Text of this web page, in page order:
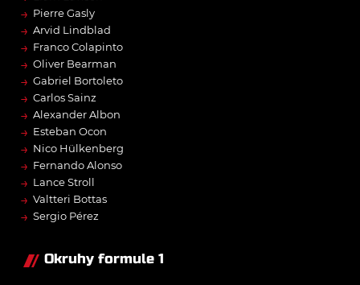
→ Pierre Gasly
→ Arvid Lindblad
→ Franco Colapinto
→ Oliver Bearman
→ Gabriel Bortoleto
→ Carlos Sainz
→ Alexander Albon
→ Esteban Ocon
→ Nico Hülkenberg
→ Fernando Alonso
→ Lance Stroll
→ Valtteri Bottas
→ Sergio Pérez
Okruhy formule 1